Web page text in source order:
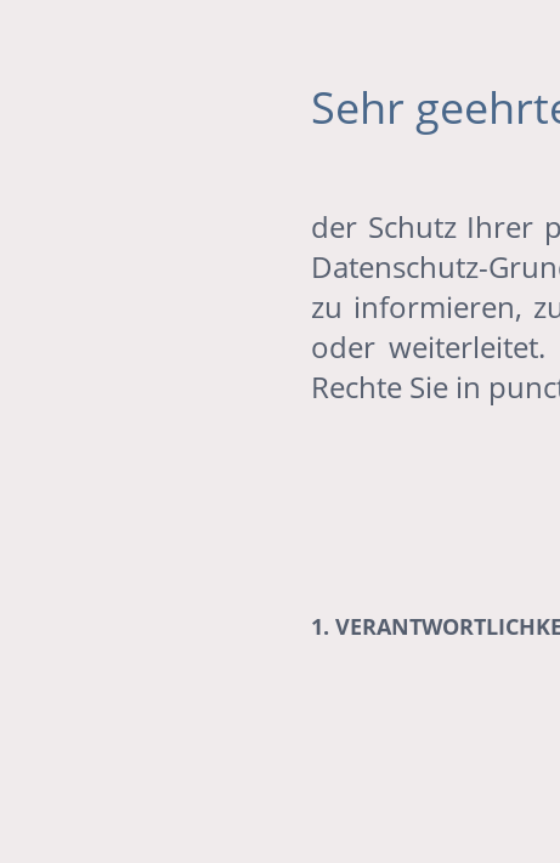
Sehr
der Schutz Ihrer
Datenschutz-
zu informieren,
oder
Rechte Sie in
1.